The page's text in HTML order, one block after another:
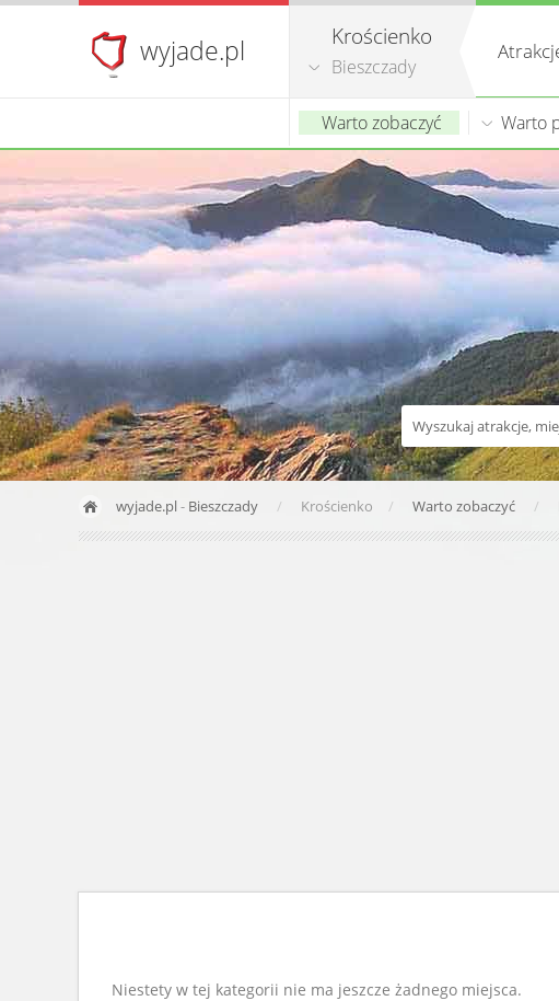
wyjade.pl Krościenko
Bieszczady
Warto zobaczyć Warto
wyjade.pl- Bieszczady Krościenko Warto zobaczyć
Niestety w tej kategorii nie ma jeszcze żadnego miejsca.